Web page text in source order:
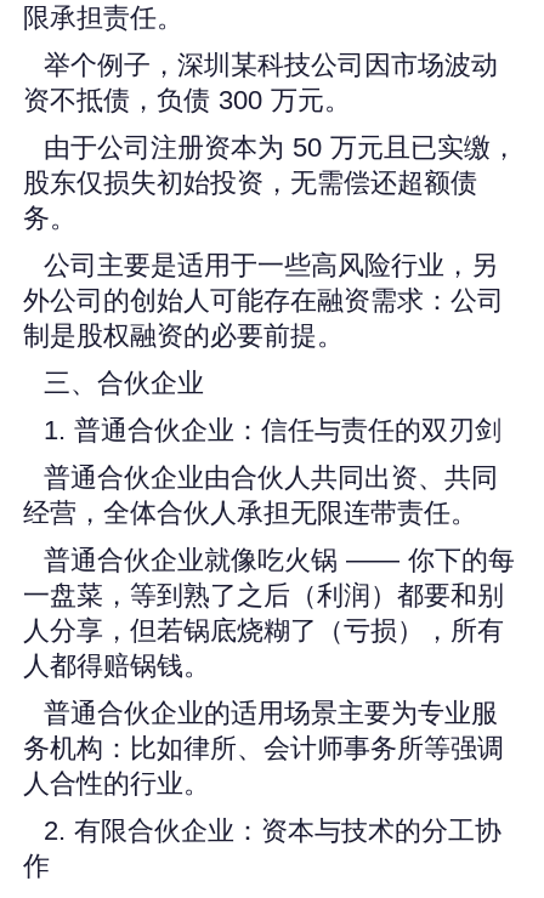
限承担责任。
举个例子，深圳某科技公司因市场波动
资不抵债，负债 300 万元。
由于公司注册资本为 50 万元且已实缴，
股东仅损失初始投资，无需偿还超额债
务。
公司主要是适用于一些高风险行业，另
外公司的创始人可能存在融资需求：公司
制是股权融资的必要前提。
三、合伙企业
1. 普通合伙企业：信任与责任的双刃剑
普通合伙企业由合伙人共同出资、共同
经营，全体合伙人承担无限连带责任。
普通合伙企业就像吃火锅 —— 你下的每
一盘菜，等到熟了之后（利润）都要和别
人分享，但若锅底烧糊了（亏损），所有
人都得赔锅钱。
普通合伙企业的适用场景主要为专业服
务机构：比如律所、会计师事务所等强调
人合性的行业。
2. 有限合伙企业：资本与技术的分工协
作